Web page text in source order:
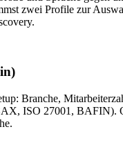
zwei Profile zur
Branche,
ISO 27001, BAFIN).